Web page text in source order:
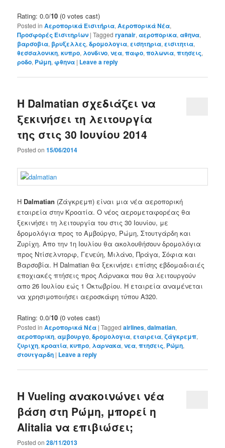
Rating: 0.0/10 (0 votes cast)
Posted in Αεροπορικά Εισιτήρια,Αεροπορικά Νέα,
Προσφορές Εισιτηρίων |Tagged ryanair,αεροπορικα,αθηνα,
βαρσοβια, βρυξελλες,δρομολογια,εισητηρια,εισιτητια,
θεσσαλονικη,κυπρο, λονδινο,νεα,παφο,πολωνια,πτησεις,
ροδο, Ρώμη,φθηνα | Leave a reply
Η Dalmatian σχεδιάζει να
ξεκινήσει τη λειτουργία
της στις 30 Ιουνίου 2014
Posted on15/06/2014
Η Dalmatian (Ζάγκρεμπ) είναι μια νέα αεροπορική
εταιρεία στην Κροατία.Ο νέος αερομεταφορέας θα
ξεκινήσει τη λειτουργία του στις 30 Ιουνίου, με
δρομολόγια προς το Αμβούργο, Ρώμη,Στουτγάρδη και
Ζυρίχη.Απο την 1η Ιουλίου θα ακολουθήσουν δρομολόγια
προς Ντίσελντορφ, Γενεύη, Μιλάνο, Πράγα, Σόφια και
Βαρσοβία. Η Dalmatian θα ξεκινήσει επίσης εβδομαδιαιές
εποχιακές πτήσεις προς Λάρνακαπου θα λειτουργούν
απο26 Ιουλίου εώς 1 Οκτωβρίου. Η εταιρεία αναμένεται
να χρησιμοποιήσει αεροσκάφη τύπου Α320.
Rating: 0.0/10 (0 votes cast)
Posted in Αεροπορικά Νέα |Tagged airlines,dalmatian,
αεροπορικη,αμβουργο,δρομολογια,εταιρεια,ζάγκρεμπ,
ζυριχη,κροατία,κυπρο, λαρνακα,νεα,πτησεις, Ρώμη,
στουτγαρδη | Leave a reply
Η Vueling ανακοινώνει νέα
βάση στη Ρώμη, μπορεί η
Alitalia να επιβιώσει;
Posted on28/11/2013